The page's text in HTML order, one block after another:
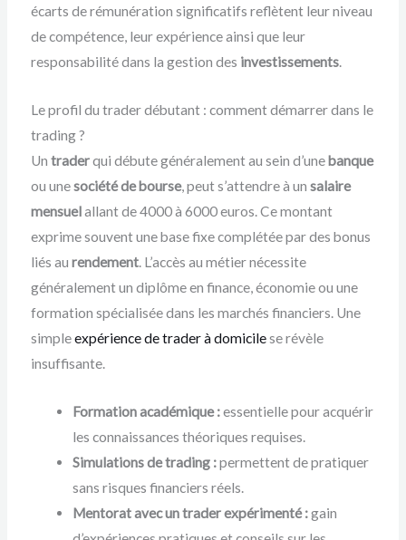
écarts de rémunération significatifs reflètent leur niveau
de compétence, leur expérience ainsi que leur
responsabilité dans la gestion des investissements.
Le profil du trader débutant : comment démarrer dans le
trading ?
Un traderqui débute généralement au sein d’unebanque
ou unesociété de bourse, peut s’attendre à un salaire
mensuelallant de 4000 à 6000 euros. Ce montant
exprime souvent une base fixe complétée par des bonus
liés au rendement. L’accès au métier nécessite
généralement un diplôme en finance, économie ou une
formation spécialisée dans les marchés financiers. Une
simpleexpérience de trader à domicilese révèle
insuffisante.
Formation académique :essentielle pour acquérir
les connaissances théoriques requises.
Simulations de trading :permettent de pratiquer
sans risques financiers réels.
Mentorat avec un trader expérimenté :gain